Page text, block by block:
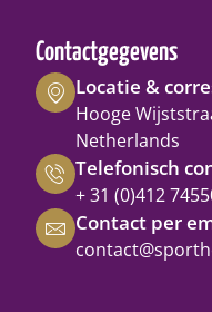
Contactgegevens
Locatie &
Hooge
Netherlands
Telefonisch
+ 31 (0)412
Contact per